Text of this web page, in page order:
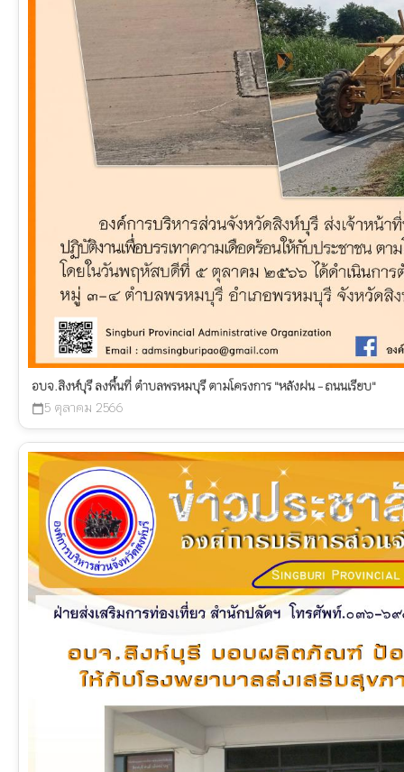
อบจ.สิงห์บุรี ลงพื้นที่ ตำบลพรหมบุรี ตามโครงการ "หลังฝน - ถนนเรียบ"
calendar_today5 ตุลาคม 2566